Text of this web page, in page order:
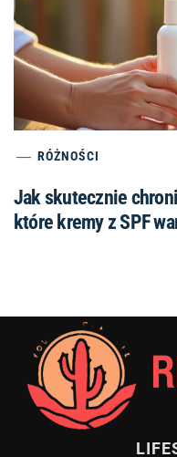
RÓŻNOŚCI
Jak skutecznie
które kremy z SPF